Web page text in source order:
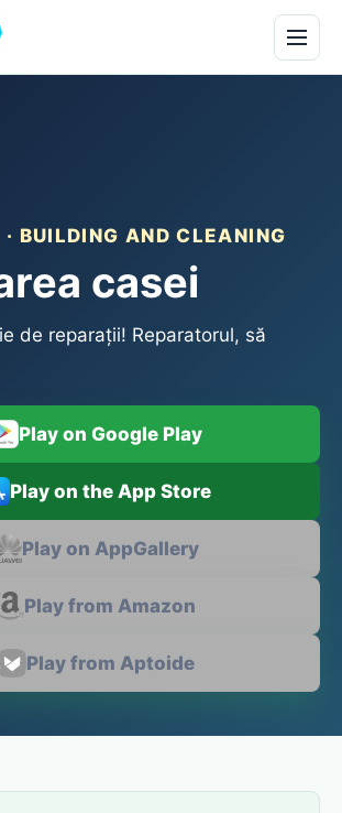
BUILDING AND CLEANING
casei
de reparații! Reparatorul, să
Play on Google Play
Play on the App Store
Play on AppGallery
Play from Amazon
Play from Aptoide